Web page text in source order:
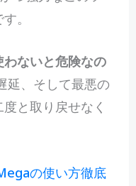
。
ないと危険なの
延、そして最悪の
と取り戻せなく
の使い方徹底